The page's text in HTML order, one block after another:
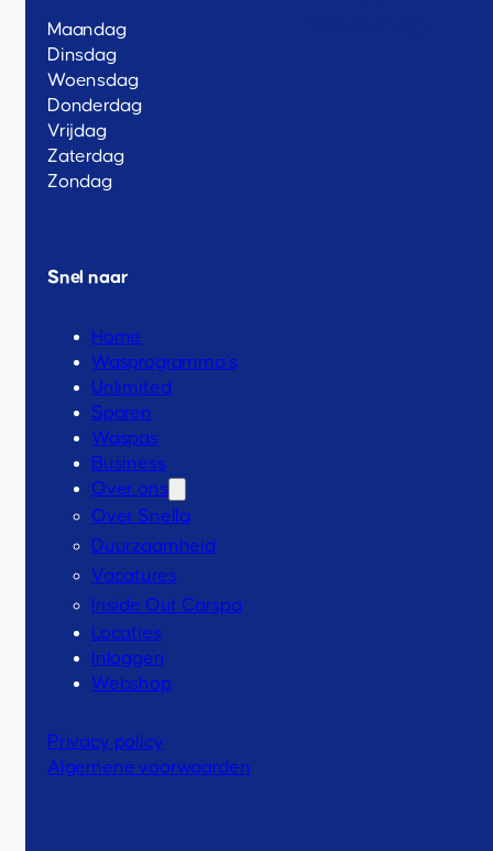
Maandag
Dinsdag
Woensdag
Donderdag
Vrijdag
Zaterdag
Zondag
Snel naar
Home
Wasprogramma’s
Unlimited
Sparen
Waspas
Business
Over ons
Over Snella
Duurzaamheid
Vacatures
Inside Out Carspa
Locaties
Inloggen
Webshop
Privacy policy
Algemene voorwaarden